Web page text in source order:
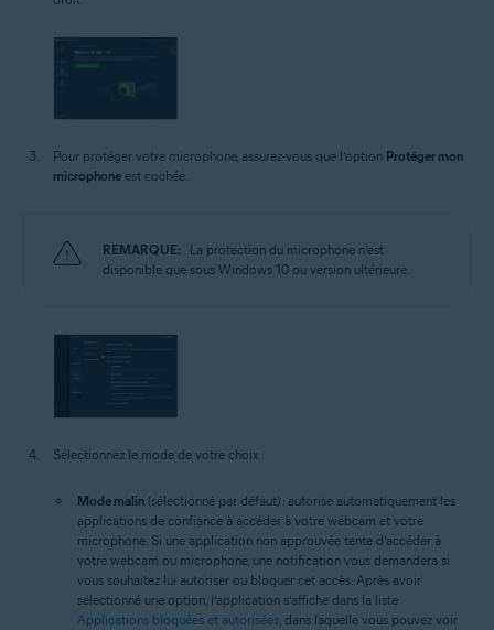
Pour protéger votre microphone, assurez-vous que l’option Protéger mon
microphone est cochée.
REMARQUE:
La protection du microphone n’est
disponible que sous Windows 10 ou version ultérieure.
Sélectionnez le mode de votre choix :
Mode malin (sélectionné par défaut) : autorise automatiquement les
applications de confiance à accéder à votre webcam et votre
microphone. Si une application non approuvée tente d’accéder à
votre webcam ou microphone, une notification vous demandera si
vous souhaitez lui autoriser ou bloquer cet accès. Après avoir
sélectionné une option, l’application s’affiche dans la liste
Applications bloquées et autorisées , dans laquelle vous pouvez voir